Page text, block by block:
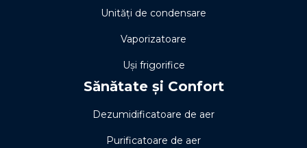
Unități de condensare
Vaporizatoare
Uși frigorifice
Sănătate și Confort
Dezumidificatoare de aer
Purificatoare de aer